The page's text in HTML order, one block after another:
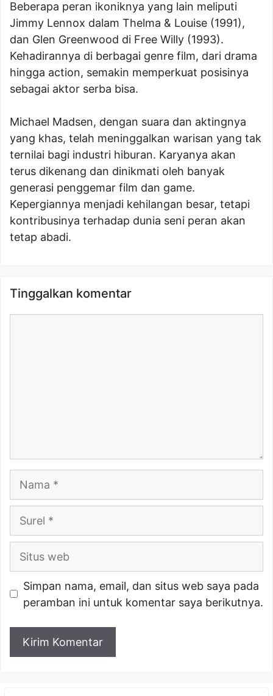
Beberapa peran ikoniknya yang lain meliputi
Jimmy Lennox dalam Thelma & Louise (1991),
dan Glen Greenwood di Free Willy (1993).
Kehadirannya di berbagai genre film, dari drama
hingga action, semakin memperkuat posisinya
sebagai aktor serba bisa.
Michael Madsen, dengan suara dan aktingnya
yang khas, telah meninggalkan warisan yang tak
ternilai bagi industri hiburan. Karyanya akan
terus dikenang dan dinikmati oleh banyak
generasi penggemar film dan game.
Kepergiannya menjadi kehilangan besar, tetapi
kontribusinya terhadap dunia seni peran akan
tetap abadi.
Tinggalkan komentar
Surel
Situs
Simpan nama, email, dan situs web saya pada
peramban ini untuk komentar saya berikutnya.